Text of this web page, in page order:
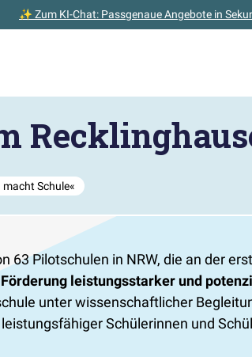
✨ Zum KI-Chat: Passgenaue Angebote in
Schule«
63 Pilotschulen in NRW, die an der
leistungsstarker und
unter wissenschaftlicher
Schülerinnen und